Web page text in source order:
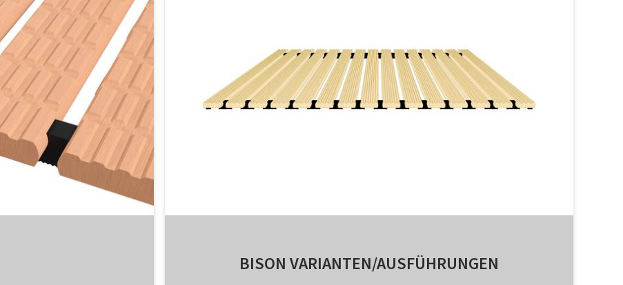
BISON VARIANTEN/AUSFÜHRUNGEN